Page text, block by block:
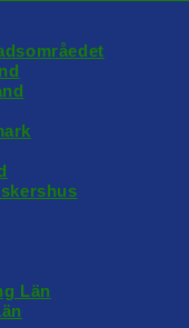
Län